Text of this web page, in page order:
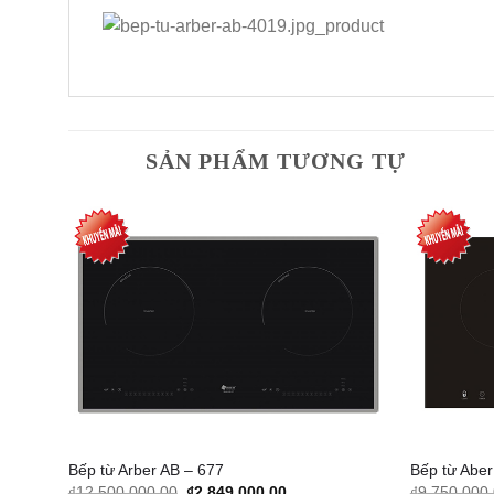
SẢN PHẨM TƯƠNG TỰ
Wishlist
Bếp từ Arber AB – 677
Bếp từ